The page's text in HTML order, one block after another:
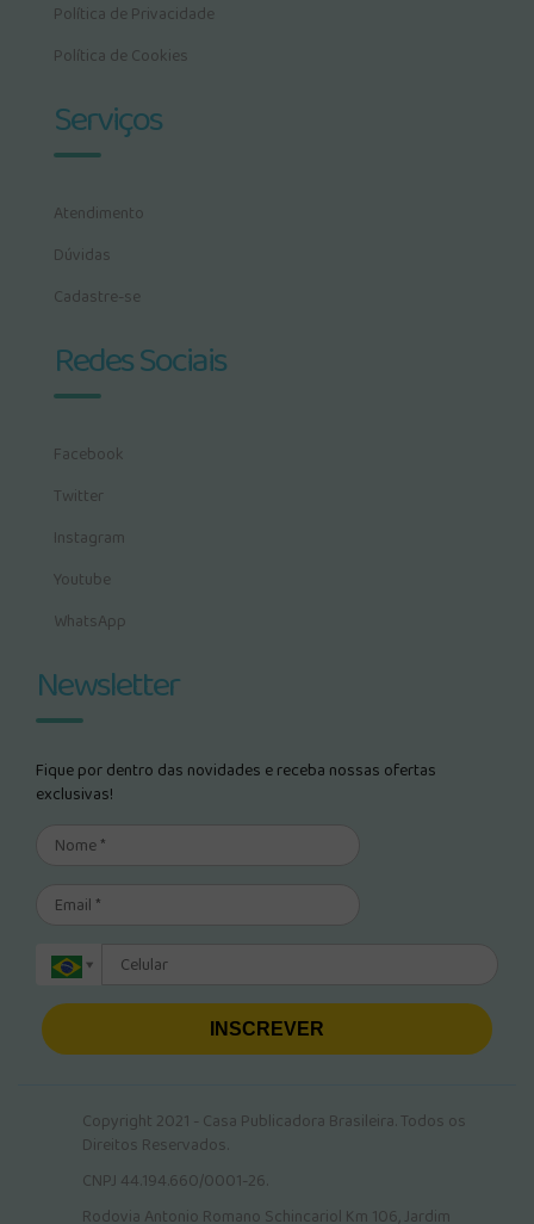
Política de Privacidade
Política de Cookies
Serviços
Atendimento
Dúvidas
Cadastre-se
Redes Sociais
Facebook
Twitter
Instagram
Youtube
WhatsApp
Newsletter
Fique por dentro das novidades e receba nossas ofertas
exclusivas!
INSCREVER
Copyright 2021 - Casa Publicadora Brasileira. Todos os
Direitos Reservados.
CNPJ 44.194.660/0001-26.
Rodovia Antonio Romano Schincariol Km 106, Jardim